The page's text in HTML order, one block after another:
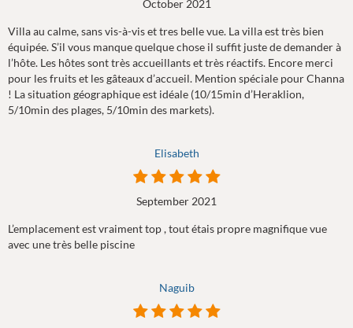
October 2021
Villa au calme, sans vis-à-vis et tres belle vue. La villa est très bien
équipée. S’il vous manque quelque chose il suffit juste de demander à
l’hôte. Les hôtes sont très accueillants et très réactifs. Encore merci
pour les fruits et les gâteaux d’accueil. Mention spéciale pour Channa
! La situation géographique est idéale (10/15min d’Heraklion,
5/10min des plages, 5/10min des markets).
Elisabeth
September 2021
L’emplacement est vraiment top , tout étais propre magnifique vue
avec une très belle piscine
Naguib